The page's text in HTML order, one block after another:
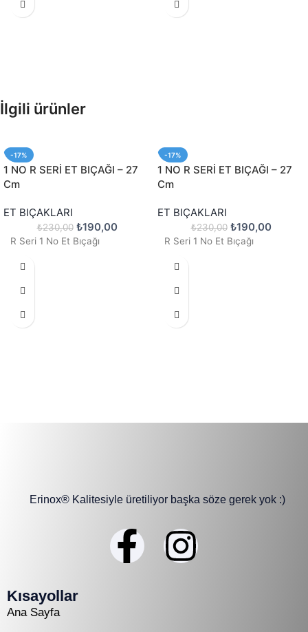
İlgili ürünler
-17%
1 NO R SERİ ET BIÇAĞI – 27
Cm
ET BIÇAKLARI
₺230,00 ₺190,00
R Seri 1 No Et Bıçağı
-17%
1 NO R SERİ ET BIÇAĞI – 27
Cm
ET BIÇAKLARI
₺230,00 ₺190,00
R Seri 1 No Et Bıçağı
Erinox® Kalitesiyle üretiliyor başka söze gerek yok :)
Kısayollar
Ana Sayfa